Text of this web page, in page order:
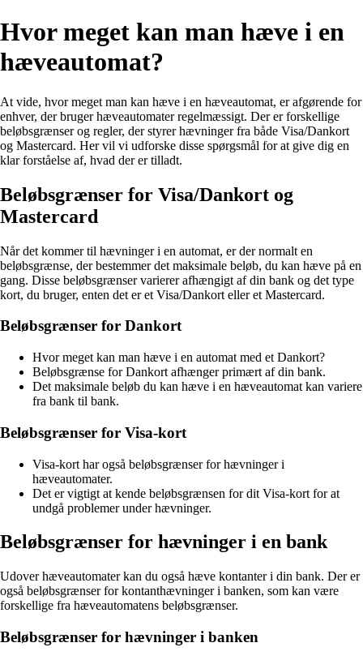
Hvor meget kan man hæve i en
hæveautomat?
At vide, hvor meget man kan hæve i en hæveautomat, er afgørende for
enhver, der bruger hæveautomater regelmæssigt. Der er forskellige
beløbsgrænser og regler, der styrer hævninger fra både Visa/Dankort
og Mastercard. Her vil vi udforske disse spørgsmål for at give dig en
klar forståelse af, hvad der er tilladt.
Beløbsgrænser for Visa/Dankort og
Mastercard
Når det kommer til hævninger i en automat, er der normalt en
beløbsgrænse, der bestemmer det maksimale beløb, du kan hæve på en
gang. Disse beløbsgrænser varierer afhængigt af din bank og det type
kort, du bruger, enten det er et Visa/Dankort eller et Mastercard.
Beløbsgrænser for Dankort
Hvor meget kan man hæve i en automat med et Dankort?
Beløbsgrænse for Dankort afhænger primært af din bank.
Det maksimale beløb du kan hæve i en hæveautomat kan variere
fra bank til bank.
Beløbsgrænser for Visa-kort
Visa-kort har også beløbsgrænser for hævninger i
hæveautomater.
Det er vigtigt at kende beløbsgrænsen for dit Visa-kort for at
undgå problemer under hævninger.
Beløbsgrænser for hævninger i en bank
Udover hæveautomater kan du også hæve kontanter i din bank. Der er
også beløbsgrænser for kontanthævninger i banken, som kan være
forskellige fra hæveautomatens beløbsgrænser.
Beløbsgrænser for hævninger i banken